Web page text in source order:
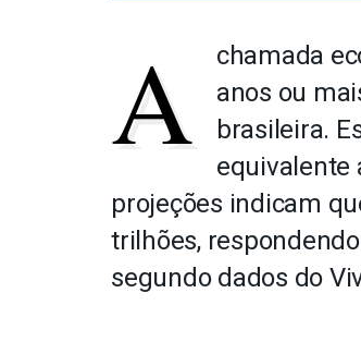
A
chamada
anos ou
brasileira.
equivalente
projeções indicam
trilhões,
segundo dados do